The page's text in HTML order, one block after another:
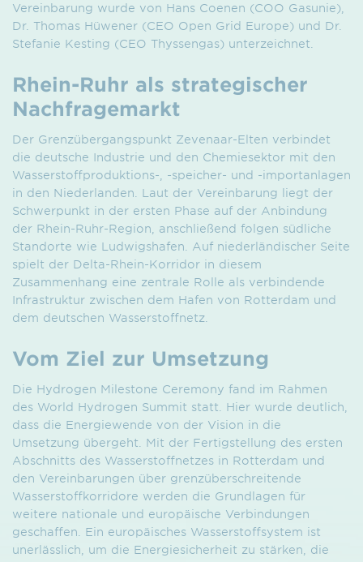
Vereinbarung wurde von Hans Coenen (COO Gasunie),
Dr. Thomas Hüwener (CEO Open Grid Europe) und Dr.
Stefanie Kesting (CEO Thyssengas) unterzeichnet.
Rhein-Ruhr als strategischer
Nachfragemarkt
Der Grenzübergangspunkt Zevenaar-Elten verbindet
die deutsche Industrie und den Chemiesektor mit den
Wasserstoffproduktions-, -speicher- und -importanlagen
in den Niederlanden. Laut der Vereinbarung liegt der
Schwerpunkt in der ersten Phase auf der Anbindung
der Rhein-Ruhr-Region, anschließend folgen südliche
Standorte wie Ludwigshafen. Auf niederländischer Seite
spielt der Delta-Rhein-Korridor in diesem
Zusammenhang eine zentrale Rolle als verbindende
Infrastruktur zwischen dem Hafen von Rotterdam und
dem deutschen Wasserstoffnetz.
Vom Ziel zur Umsetzung
Die Hydrogen Milestone Ceremony fand im Rahmen
des World Hydrogen Summit statt. Hier wurde deutlich,
dass die Energiewende von der Vision in die
Umsetzung übergeht. Mit der Fertigstellung des ersten
Abschnitts des Wasserstoffnetzes in Rotterdam und
den Vereinbarungen über grenzüberschreitende
Wasserstoffkorridore werden die Grundlagen für
weitere nationale und europäische Verbindungen
geschaffen. Ein europäisches Wasserstoffsystem ist
unerlässlich, um die Energiesicherheit zu stärken, die